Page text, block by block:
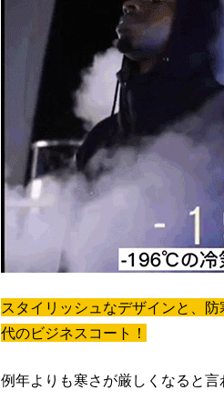
スタイリッシュなデザインと、
代のビジネスコート！
例年よりも寒さが厳しくなると言